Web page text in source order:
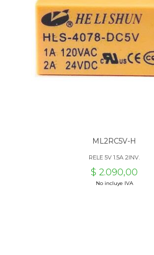
ML2RC5V-H
RELE 5V 1.5A 2INV.
$ 2.090,00
No incluye IVA